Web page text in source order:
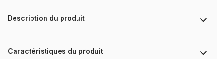
Description du produit
Schim Schimmel. www.schimschimmel.com
Caractéristiques du produit